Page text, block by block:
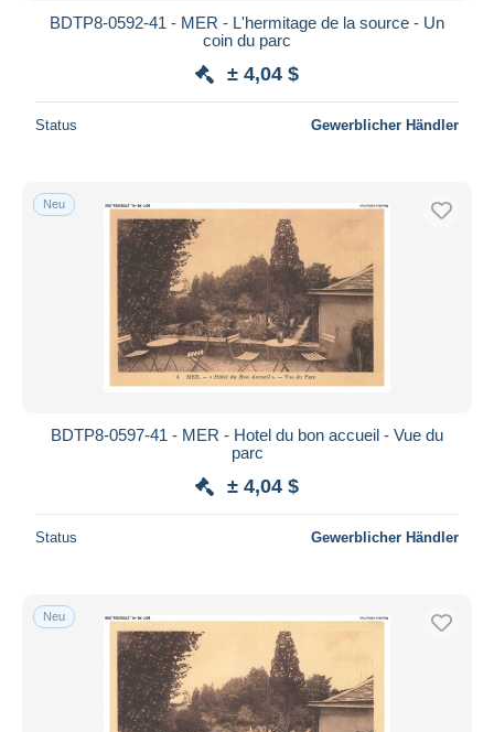
BDTP8-0592-41 - MER - L'hermitage de la source - Un
coin du parc
± 4,04 $
Status Gewerblicher Händler
Neu
BDTP8-0597-41 - MER - Hotel du bon accueil - Vue du
parc
± 4,04 $
Status Gewerblicher Händler
Neu